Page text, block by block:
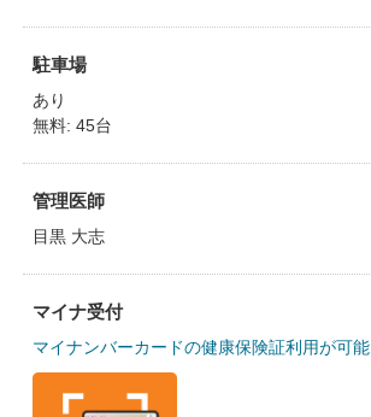
駐車場
あり
無料: 45台
管理医師
目黒 大志
マイナ受付
マイナンバーカードの健康保険証利用が可能